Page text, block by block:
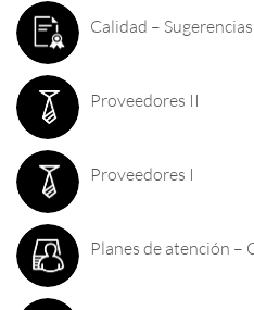
Calidad –
Proveedores II
Proveedores I
Planes de atención –